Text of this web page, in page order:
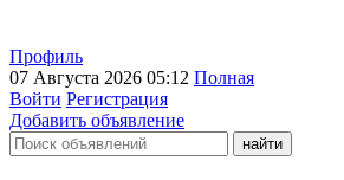
Профиль
07 Августа 2026 05:12 Полная
Войти Регистрация
Добавить объявление